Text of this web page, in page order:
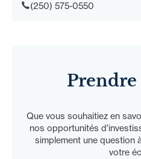
(250) 575-0550
Que vous souhaitiez en
nos opportunités
simplement une question
votre